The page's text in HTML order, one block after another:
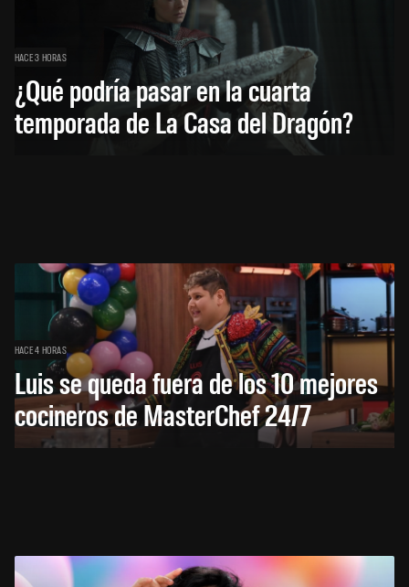
HACE 3 HORAS
¿Qué podría pasar en la cuarta
temporada de La Casa del Dragón?
HACE 4 HORAS
Luis se queda fuera de los 10 mejores
cocineros de MasterChef 24/7